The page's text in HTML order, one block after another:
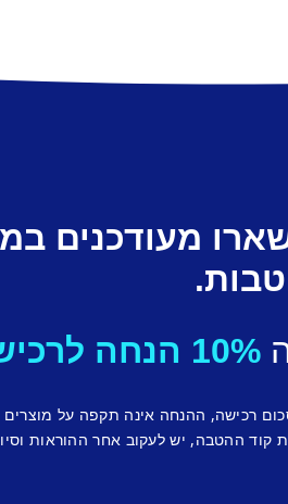
מעודכנים
10% הנחה לרכישה ראשונה.
רכישה, ההנחה אינה תקפה על
ההטבה, יש לעקוב אחר ההוראות